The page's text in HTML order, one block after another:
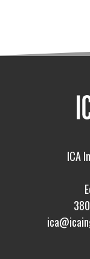
ICA